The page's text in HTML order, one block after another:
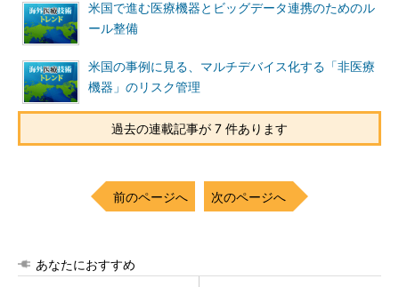
米国で進む医療機器とビッグデータ連携のためのル
ール整備
米国の事例に見る、マルチデバイス化する「非医療
機器」のリスク管理
過去の連載記事が 7 件あります
前のページへ 次のページへ
あなたにおすすめ